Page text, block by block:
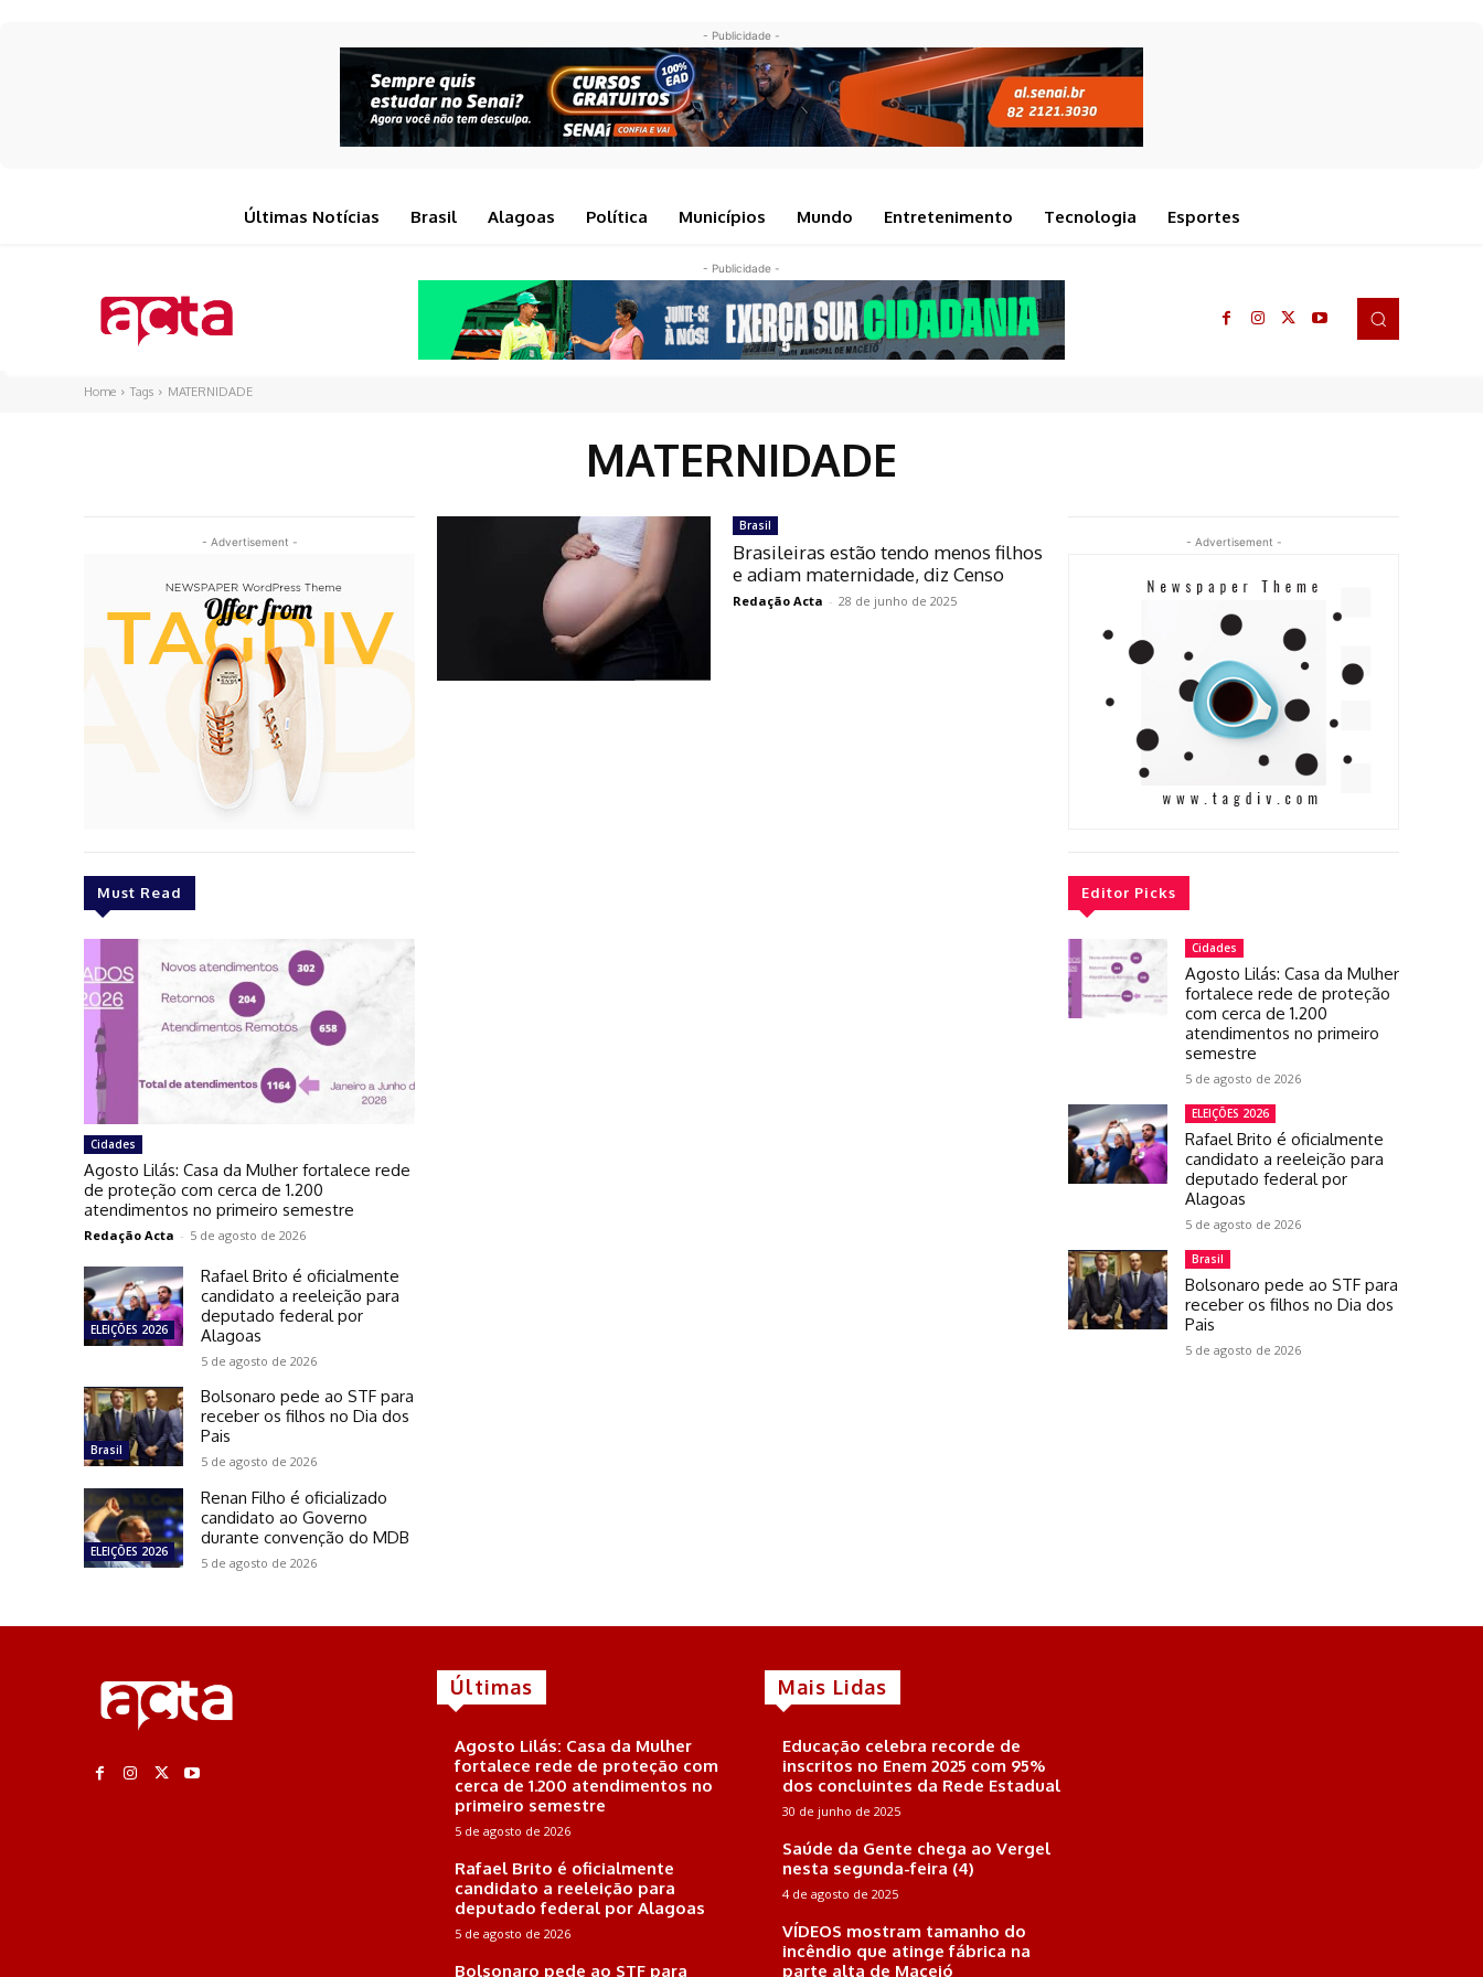
- Publicidade -
Últimas Notícias Brasil Alagoas Política Municípios Mundo Entretenimento Tecnologia Esportes
- Publicidade -
Home Tags MATERNIDADE
MATERNIDADE
- Advertisement -
Must Read
Cidades
Agosto Lilás: Casa da Mulher fortalece rede
de proteção com cerca de 1.200
atendimentos no primeiro semestre
Redação Acta - 5 de agosto de 2026
ELEIÇÕES 2026
Rafael Brito é oficialmente
candidato a reeleição para
deputado federal por
Alagoas
5 de agosto de 2026
Brasil
Bolsonaro pede ao STF para
receber os filhos no Dia dos
Pais
5 de agosto de 2026
ELEIÇÕES 2026
Renan Filho é oficializado
candidato ao Governo
durante convenção do MDB
5 de agosto de 2026
Brasil
Brasileiras estão tendo menos filhos
e adiam maternidade, diz Censo
Redação Acta - 28 de junho de 2025
- Advertisement -
Editor Picks
Cidades
Agosto Lilás: Casa da Mulher
fortalece rede de proteção
com cerca de 1.200
atendimentos no primeiro
semestre
5 de agosto de 2026
ELEIÇÕES 2026
Rafael Brito é oficialmente
candidato a reeleição para
deputado federal por
Alagoas
5 de agosto de 2026
Brasil
Bolsonaro pede ao STF para
receber os filhos no Dia dos
Pais
5 de agosto de 2026
Últimas
Agosto Lilás: Casa da Mulher
fortalece rede de proteção com
cerca de 1.200 atendimentos no
primeiro semestre
5 de agosto de 2026
Rafael Brito é oficialmente
candidato a reeleição para
deputado federal por Alagoas
5 de agosto de 2026
Bolsonaro pede ao STF para
Mais Lidas
Educação celebra recorde de
inscritos no Enem 2025 com 95%
dos concluintes da Rede Estadual
30 de junho de 2025
Saúde da Gente chega ao Vergel
nesta segunda-feira (4)
4 de agosto de 2025
VÍDEOS mostram tamanho do
incêndio que atinge fábrica na
parte alta de Maceió